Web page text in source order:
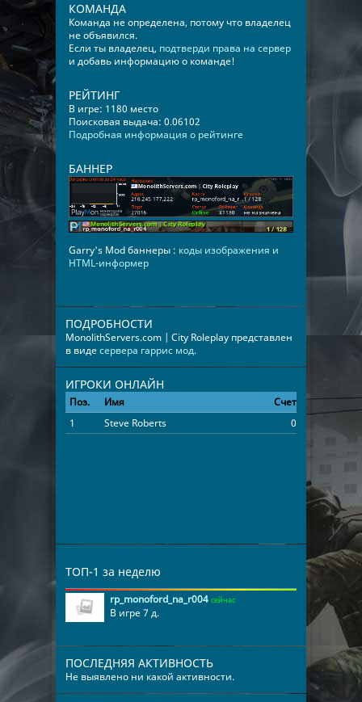
КОМАНДА
Команда не определена, потому что владелец
не объявился.
Если ты владелец, подтверди права на сервер
и добавь информацию о команде!
РЕЙТИНГ
В игре: 1180 место
Поисковая выдача: 0.06102
Подробная информация о рейтинге
БАННЕР
Garry's Mod баннеры : коды изображения и
HTML-информер
ПОДРОБНОСТИ
MonolithServers.com | City Roleplay представлен
в видесервера гаррис мод.
ИГРОКИ ОНЛАЙН
Поз. Имя Счет Время
1
Steve Roberts 0
ТОП-1 за неделю
rp_monoford_na_r004 сейчас
В игре 7 д.
ПОСЛЕДНЯЯ АКТИВНОСТЬ
Не выявлено ни какой активности.